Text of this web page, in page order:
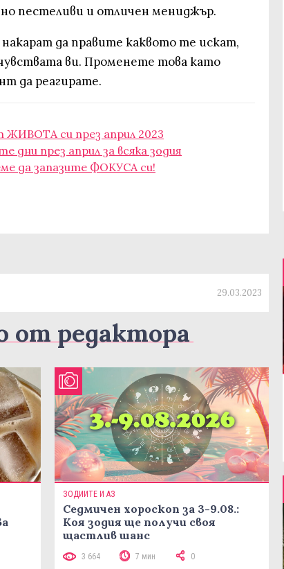
пестеливи и отличен мениджър.
накарат да правите каквото те искат,
ви. Променете това като
да реагирате.
ЖИВОТА си през април 2023
дни през април за всяка зодия
да запазите ФОКУСА си!
29.03.2023
от редактора
ЗОДИИТЕ И АЗ
Седмичен хороскоп за 3-9.08.:
Коя зодия ще получи своя
щастлив шанс
3 664 7 мин 0